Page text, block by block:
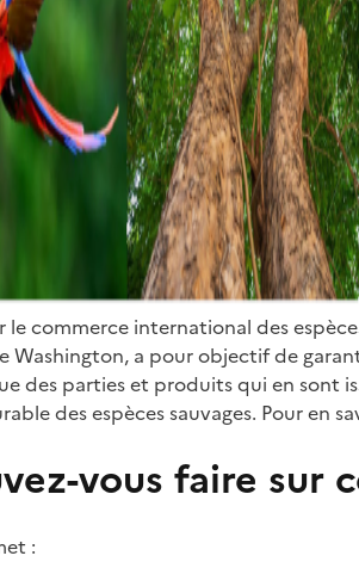
le commerce international des
Washington, a pour objectif de
des parties et produits qui en sont
des espèces sauvages. Pour en
vous faire sur
: